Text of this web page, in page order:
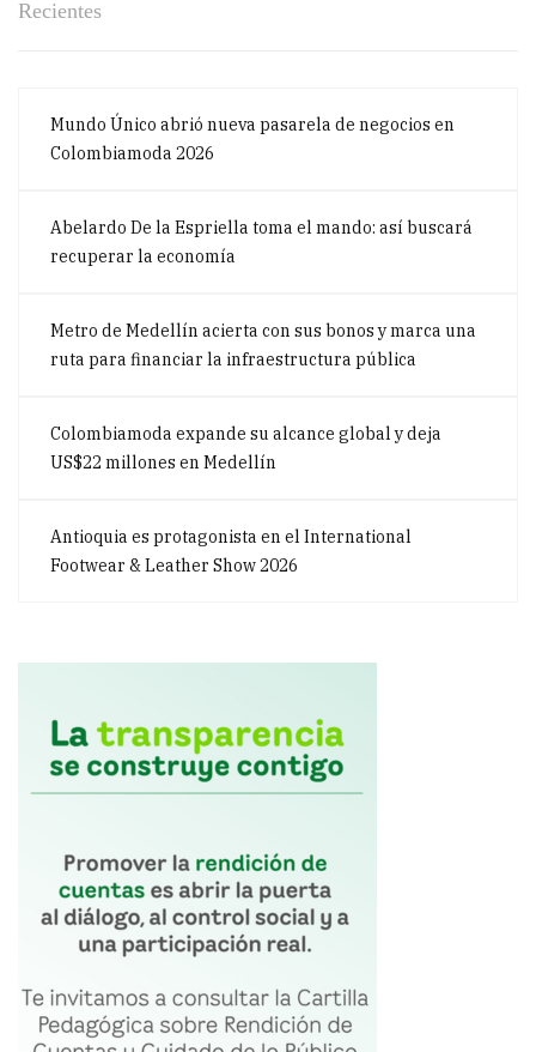
Recientes
Mundo Único abrió nueva pasarela de negocios en
Colombiamoda 2026
Abelardo De la Espriella toma el mando: así buscará
recuperar la economía
Metro de Medellín acierta con sus bonos y marca una
ruta para financiar la infraestructura pública
Colombiamoda expande su alcance global y deja
US$22 millones en Medellín
Antioquia es protagonista en el International
Footwear & Leather Show 2026